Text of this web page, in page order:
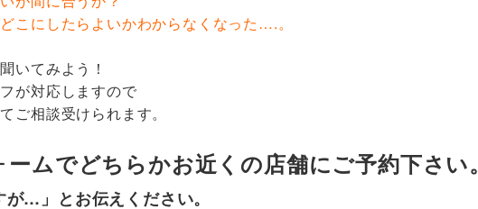
こにしたらよいかわからなくなった….。
いてみよう！
が対応しますので
ご相談受けられます。
ムでどちらかお近くの店舗にご予約下さい。
が…」とお伝えください。